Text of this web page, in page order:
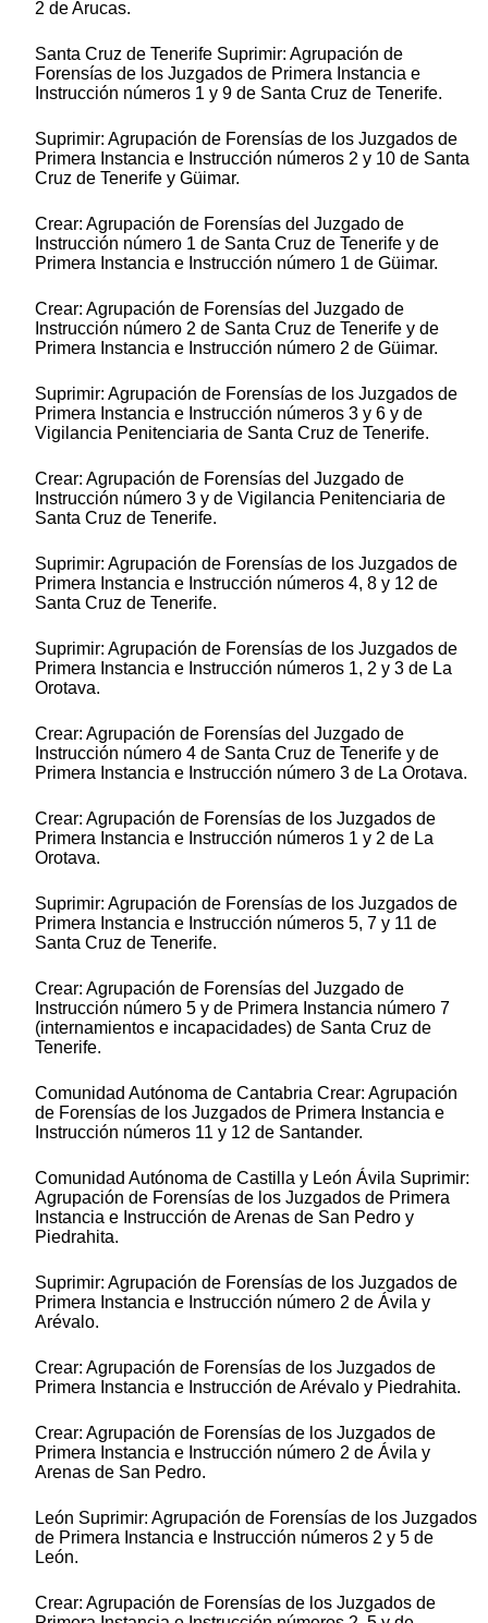
2 de Arucas.
Santa Cruz de Tenerife Suprimir: Agrupación de
Forensías de los Juzgados de Primera Instancia e
Instrucción números 1 y 9 de Santa Cruz de Tenerife.
Suprimir: Agrupación de Forensías de los Juzgados de
Primera Instancia e Instrucción números 2 y 10 de Santa
Cruz de Tenerife y Güimar.
Crear: Agrupación de Forensías del Juzgado de
Instrucción número 1 de Santa Cruz de Tenerife y de
Primera Instancia e Instrucción número 1 de Güimar.
Crear: Agrupación de Forensías del Juzgado de
Instrucción número 2 de Santa Cruz de Tenerife y de
Primera Instancia e Instrucción número 2 de Güimar.
Suprimir: Agrupación de Forensías de los Juzgados de
Primera Instancia e Instrucción números 3 y 6 y de
Vigilancia Penitenciaria de Santa Cruz de Tenerife.
Crear: Agrupación de Forensías del Juzgado de
Instrucción número 3 y de Vigilancia Penitenciaria de
Santa Cruz de Tenerife.
Suprimir: Agrupación de Forensías de los Juzgados de
Primera Instancia e Instrucción números 4, 8 y 12 de
Santa Cruz de Tenerife.
Suprimir: Agrupación de Forensías de los Juzgados de
Primera Instancia e Instrucción números 1, 2 y 3 de La
Orotava.
Crear: Agrupación de Forensías del Juzgado de
Instrucción número 4 de Santa Cruz de Tenerife y de
Primera Instancia e Instrucción número 3 de La Orotava.
Crear: Agrupación de Forensías de los Juzgados de
Primera Instancia e Instrucción números 1 y 2 de La
Orotava.
Suprimir: Agrupación de Forensías de los Juzgados de
Primera Instancia e Instrucción números 5, 7 y 11 de
Santa Cruz de Tenerife.
Crear: Agrupación de Forensías del Juzgado de
Instrucción número 5 y de Primera Instancia número 7
(internamientos e incapacidades) de Santa Cruz de
Tenerife.
Comunidad Autónoma de Cantabria Crear: Agrupación
de Forensías de los Juzgados de Primera Instancia e
Instrucción números 11 y 12 de Santander.
Comunidad Autónoma de Castilla y León Ávila Suprimir:
Agrupación de Forensías de los Juzgados de Primera
Instancia e Instrucción de Arenas de San Pedro y
Piedrahita.
Suprimir: Agrupación de Forensías de los Juzgados de
Primera Instancia e Instrucción número 2 de Ávila y
Arévalo.
Crear: Agrupación de Forensías de los Juzgados de
Primera Instancia e Instrucción de Arévalo y Piedrahita.
Crear: Agrupación de Forensías de los Juzgados de
Primera Instancia e Instrucción número 2 de Ávila y
Arenas de San Pedro.
León Suprimir: Agrupación de Forensías de los Juzgados
de Primera Instancia e Instrucción números 2 y 5 de
León.
Crear: Agrupación de Forensías de los Juzgados de